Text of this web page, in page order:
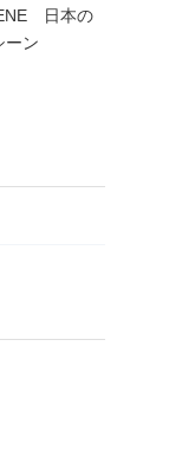
日本の
ーン